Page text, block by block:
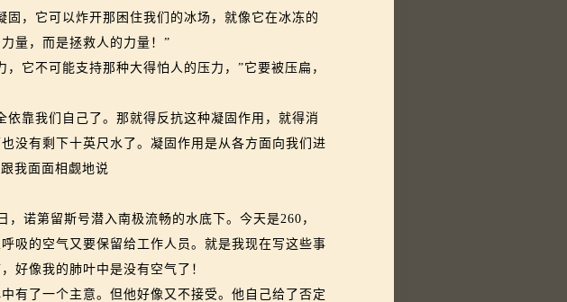
，它可以炸开那困住我们的冰场，就像它在冰冻的
量，而是拯救人的力量！”
不可能支持那种大得怕人的压力，”它要被压扁，
靠我们自己了。那就得反抗这种凝固作用，就得消
没有剩下十英尺水了。凝固作用是从各方面向我们进
我面面相觑地说
诺第留斯号潜入南极流畅的水底下。今天是260，
吸的空气又要保留给工作人员。就是我现在写这些事
好像我的肺叶中是没有空气了！
了一个主意。但他好像又不接受。他自己给了否定